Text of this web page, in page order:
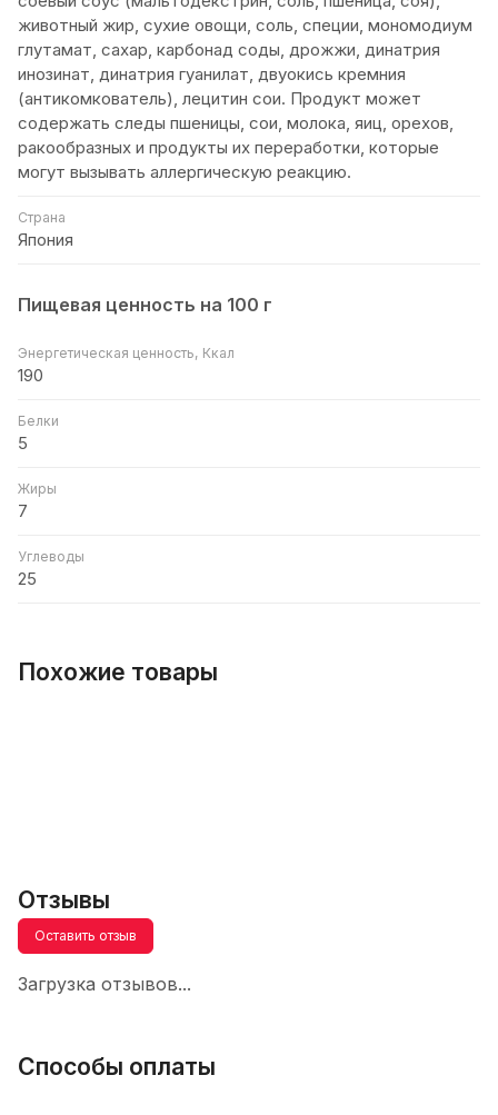
животный жир, сухие овощи, соль, специи, мономодиум
глутамат, сахар, карбонад соды, дрожжи, динатрия
инозинат, динатрия гуанилат, двуокись кремния
(антикомкователь), лецитин сои. Продукт может
содержать следы пшеницы, сои, молока, яиц, орехов,
ракообразных и продукты их переработки, которые
могут вызывать аллергическую реакцию.
Страна
Япония
Пищевая ценность на 100 г
Энергетическая ценность, Ккал
190
Белки
5
Жиры
7
Углеводы
25
Похожие товары
Отзывы
Оставить отзыв
Загрузка отзывов...
Способы оплаты